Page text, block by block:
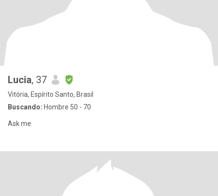
Lucia, 37
Vitória, Espírito Santo, Brasil
Buscando: Hombre 50 - 70
Ask me